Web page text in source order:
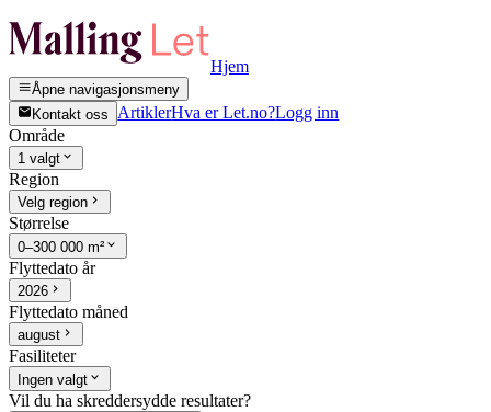
Hjem
Åpne navigasjonsmeny
Kontakt oss
ArtiklerHva er Let.no?Logg inn
Område
1 valgt
Region
Velg region
Størrelse
0–300 000 m²
Flyttedato år
2026
Flyttedato måned
august
Fasiliteter
Ingen valgt
Vil du ha skreddersydde resultater?